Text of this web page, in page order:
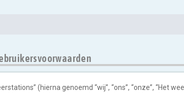
(hierna genoemd “wij”, “ons”, “onze”, “Het